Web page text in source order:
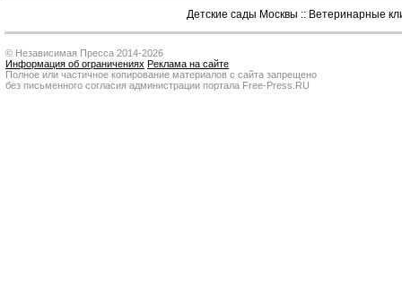
Детские сады Москвы :: Ветеринарные
© Независимая Пресса 2014-2026
Информация об ограничениях Реклама на сайте
Полное или частичное копирование материалов с сайта запрещено
без письменного согласия администрации портала Free-Press.RU